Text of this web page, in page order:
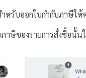
หรับออกใบกำกับภาษีใ
ภาษีของรายการสั่งซื้อนั้